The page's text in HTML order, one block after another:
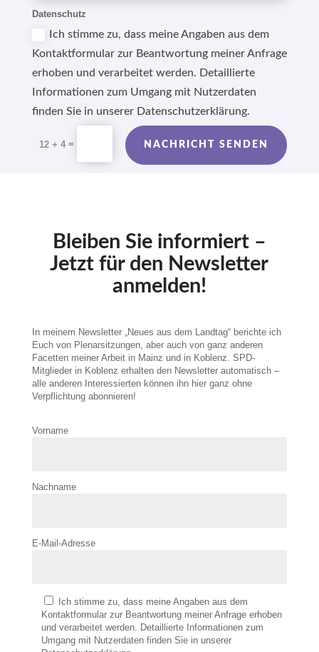
Datenschutz
Ich stimme zu, dass meine Angaben aus dem
Kontaktformular zur Beantwortung meiner Anfrage
erhoben und verarbeitet werden. Detaillierte
Informationen zum Umgang mit Nutzerdaten
finden Sie in unserer Datenschutzerklärung.
12 + 4 = NACHRICHT SENDEN
Bleiben Sie informiert –
Jetzt für den Newsletter
anmelden!
In meinem Newsletter „Neues aus dem Landtag“ berichte ich
Euch von Plenarsitzungen, aber auch von ganz anderen
Facetten meiner Arbeit in Mainz und in Koblenz. SPD-
Mitglieder in Koblenz erhalten den Newsletter automatisch –
alle anderen Interessierten können ihn hier ganz ohne
Verpflichtung abonnieren!
Vorname
Nachname
E-Mail-Adresse
Ich stimme zu, dass meine Angaben aus dem
Kontaktformular zur Beantwortung meiner Anfrage erhoben
und verarbeitet werden. Detaillierte Informationen zum
Umgang mit Nutzerdaten finden Sie in unserer